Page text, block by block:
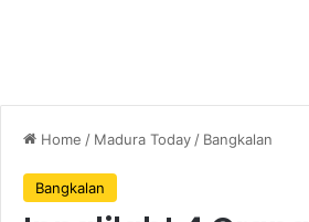
Home / Madura Today / Bangkalan
Bangkalan